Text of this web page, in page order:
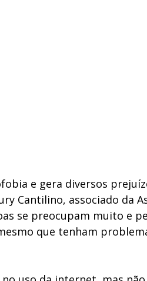
e gera diversos
Cantilino, associado da
se preocupam muito e
que tenham